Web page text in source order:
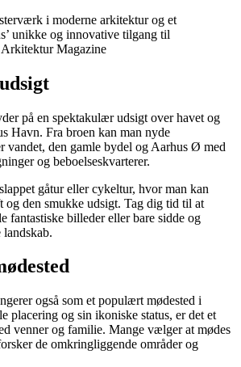
i moderne arkitektur og et
unikke og innovative tilgang til
Magazine
på en spektakulær udsigt over havet og
Havn. Fra broen kan man nyde
vandet, den gamle bydel og Aarhus Ø med
og beboelseskvarterer.
gåtur eller cykeltur, hvor man kan
og den smukke udsigt. Tag dig tid til at
fantastiske billeder eller bare sidde og
landskab.
også som et populært mødested i
placering og sin ikoniske status, er det et
venner og familie. Mange vælger at mødes
de omkringliggende områder og